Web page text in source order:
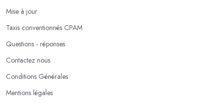
Mise à jour
Taxis conventionnés CPAM
Questions - réponses
Contactez nous
Conditions Générales
Mentions légales